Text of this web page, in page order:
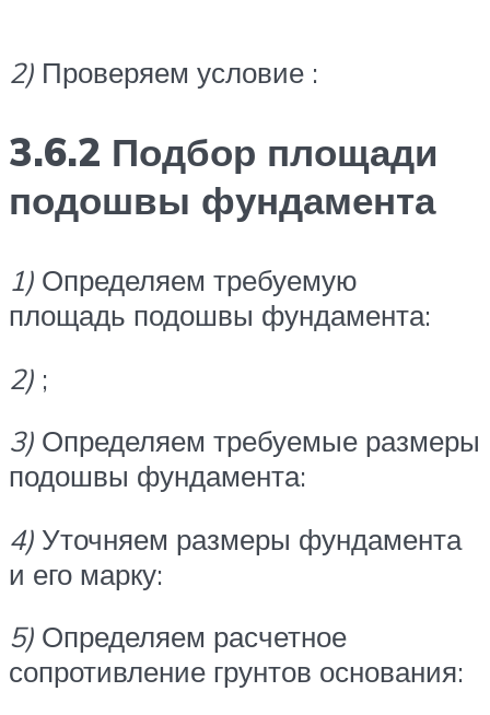
2) Проверяем условие :
3.6.2 Подбор площади
подошвы фундамента
1) Определяем требуемую
площадь подошвы фундамента:
2) ;
3) Определяем требуемые размеры
подошвы фундамента:
4) Уточняем размеры фундамента
и его марку:
5) Определяем расчетное
сопротивление грунтов основания: